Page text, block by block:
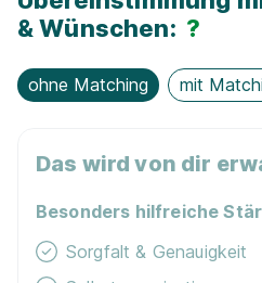
E-Lear­ning / On­line-
& Wünschen: ?
ohne Matching mit
Das wird von dir
Besonders hilfreiche
Sorgfalt & Genauigkeit